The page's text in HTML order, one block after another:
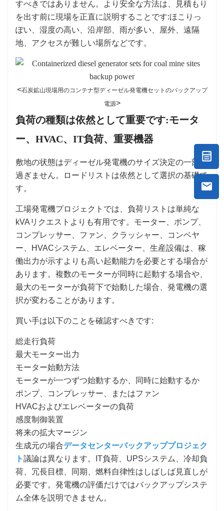
すべきではありません。より安全な方法は、見積もり
を出す前に現場を正直に説明することです:ほこりっ
ぽい、湿度の高い、沿岸部、雨が多い、屋外、遠隔
地、アクセスが難しい場所などです。
<石炭鉱山現場用のコンテナ型ディーゼル発電機セットのバックアップ
電源>
負荷の種類は依然として重要です:モータ
ー、HVAC、IT負荷、重要機器
敷地の状態はディーゼル発電機のサイズ決定の一部に
過ぎません。ロードリストは依然として選択の基礎で
す。
工場発電機プロジェクトでは、負荷リストは単純な
kVAリクエストよりも有用です。モーター、ポンプ、
コンプレッサー、ファン、クラッシャー、コンベヤ
ー、HVACシステム、エレベーター、生産設備は、稼
働出力が示すよりも高い起動能力を必要とする場合が
あります。複数のモーターが同時に起動する場合や、
最大のモーターが負荷下で始動した場合、発電機の選
択が変わることがあります。
買い手は以下のことを確認すべきです:
総走行負荷
最大モーター出力
モーター始動方法
モーターが一つずつ始動するか、同時に始動するか
ポンプ、コンプレッサー、またはファン
HVACおよびエレベーターの負荷
感度制御装置
将来の拡大マージン
生成元の場合データセンターバックアッププロジェク
ト議論は異なります。IT負荷、UPSシステム、冷却負
荷、冗長目標、同期、燃料自律性はしばしば見直しが
必要です。発電機の評価だけではバックアップシステ
ム全体を説明できません。